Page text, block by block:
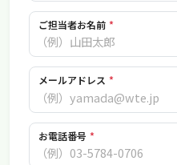
ご担当者お名前 *
メールアドレス *
お電話番号 *